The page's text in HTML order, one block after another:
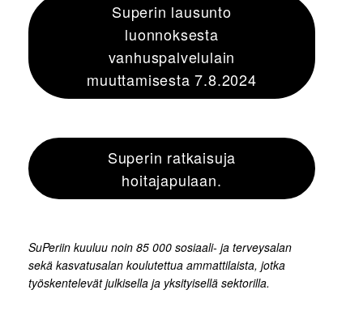
Superin lausunto
luonnoksesta
vanhuspalvelulain
muuttamisesta 7.8.2024
Superin ratkaisuja
hoitajapulaan.
SuPeriin kuuluu noin 85 000 sosiaali- ja terveysalan
sekä kasvatusalan koulutettua ammattilaista, jotka
työskentelevät julkisella ja yksityisellä sektorilla.